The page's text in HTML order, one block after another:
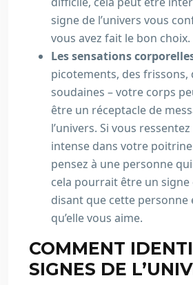
signe de l’univers vous
vous avez fait le bon choix.
Les sensations
picotements, des frissons,
soudaines – votre corps
être un réceptacle de
l’univers. Si vous
intense dans votre
pensez à une personne
cela pourrait être un signe
disant que cette personne
qu’elle vous aime.
COMMENT
SIGNES DE